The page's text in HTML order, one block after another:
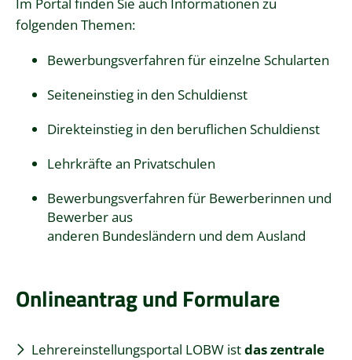
folgenden Themen:
Bewerbungsverfahren für einzelne Schularten
Seiteneinstieg in den Schuldienst
Direkteinstieg in den beruflichen Schuldienst
Lehrkräfte an Privatschulen
Bewerbungsverfahren für Bewerberinnen und
Bewerber aus
anderen Bundesländern und dem Ausland
Onlineantrag und Formulare
Lehrereinstellungsportal LOBW istdas zentrale